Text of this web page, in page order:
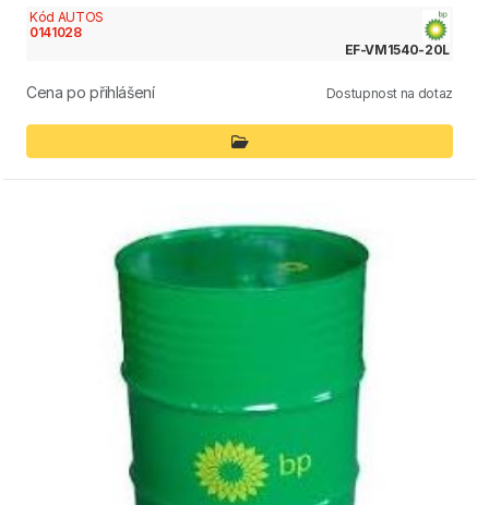
Kód AUTOS
0141028
EF-VM1540-20L
Cena po přihlášení Dostupnost na dotaz